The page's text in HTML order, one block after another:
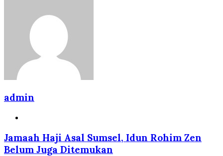
admin
Jamaah Haji Asal Sumsel, Idun Rohim Zen
Belum Juga Ditemukan